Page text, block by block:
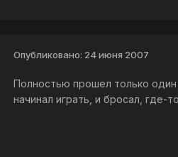
Опубликовано: 24 июня 2007
Полностью прошел только
начинал играть, и бросал, где-